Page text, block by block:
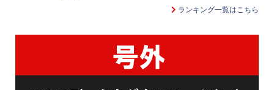
ランキング一覧はこちら